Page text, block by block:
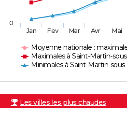
Moyenne nationale :
Maximales à Saint-Martin-
Minimales à Saint-Martin-
Jan Fev Mar Avr Mai
0
Les villes les plus chaudes